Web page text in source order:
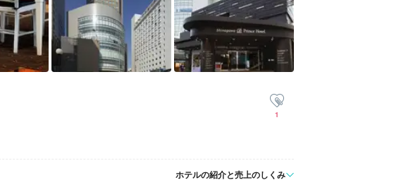
1
ホテルの紹介と売上のしくみ